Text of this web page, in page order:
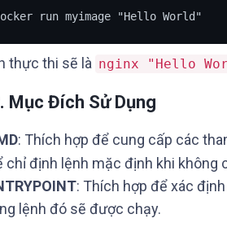
run myimage "Hello World"
thực thi sẽ là nginx "Hello
Mục Đích Sử Dụng
: Thích hợp để cung cấp các
chỉ định lệnh mặc định khi không
: Thích hợp để xác
lệnh đó sẽ được chạy.